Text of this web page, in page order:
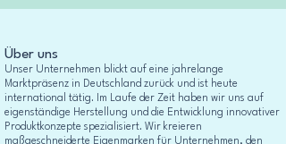
Über uns
Unser Unternehmen blickt auf eine jahrelange
Marktpräsenz in Deutschland zurück und ist heute
international tätig. Im Laufe der Zeit haben wir uns auf
eigenständige Herstellung und die Entwicklung innovativer
Produktkonzepte spezialisiert. Wir kreieren
maßgeschneiderte Eigenmarken für Unternehmen, den